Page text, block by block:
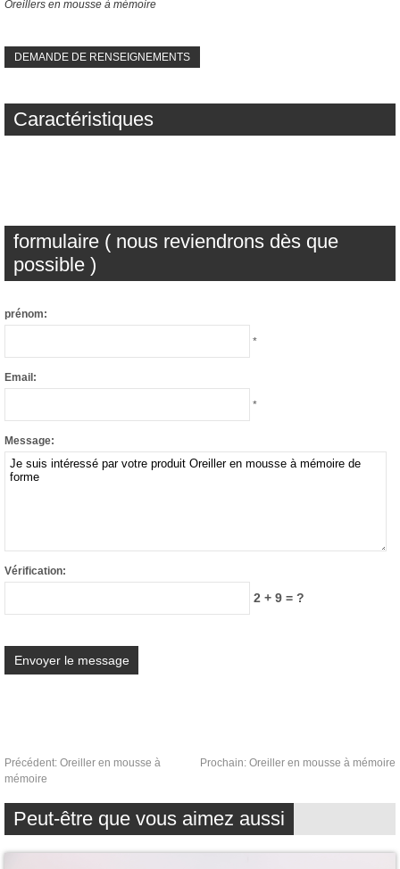
Oreillers en mousse à mémoire
DEMANDE DE RENSEIGNEMENTS
Caractéristiques
formulaire ( nous reviendrons dès que
possible )
prénom:
*
Email:
*
Message:
Vérification:
2 + 9 = ?
Précédent: Oreiller en mousse à
mémoire
Prochain: Oreiller en mousse à mémoire
Peut-être que vous aimez aussi